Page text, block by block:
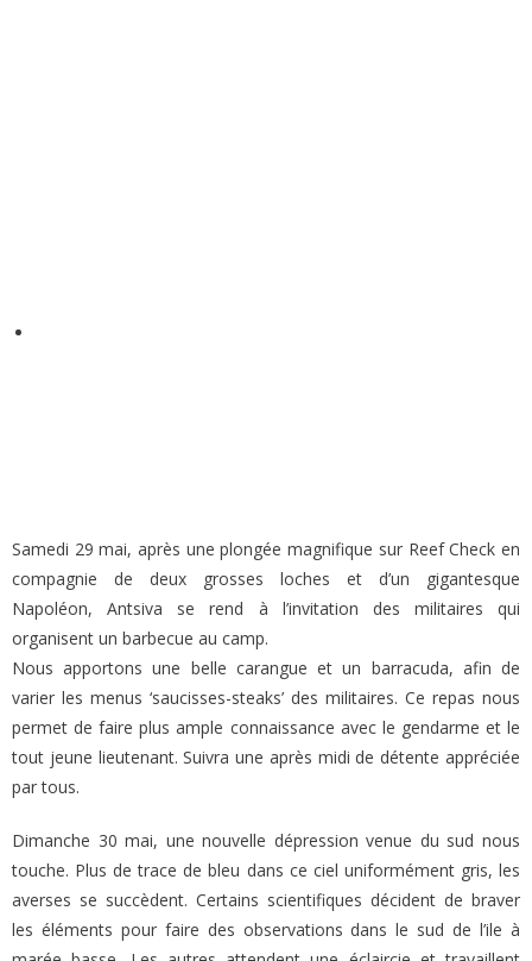
Samedi 29 mai, après une plongée magnifique sur Reef Check en
compagnie de deux grosses loches et d’un gigantesque
Napoléon, Antsiva se rend à l’invitation des militaires qui
organisent un barbecue au camp.
Nous apportons une belle carangue et un barracuda, afin de
varier les menus ‘saucisses-steaks’ des militaires. Ce repas nous
permet de faire plus ample connaissance avec le gendarme et le
tout jeune lieutenant. Suivra une après midi de détente appréciée
par tous.
Dimanche 30 mai, une nouvelle dépression venue du sud nous
touche. Plus de trace de bleu dans ce ciel uniformément gris, les
averses se succèdent. Certains scientifiques décident de braver
les éléments pour faire des observations dans le sud de l’ile à